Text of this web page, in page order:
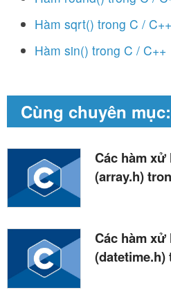
Hàm sqrt() trong C / C++
Hàm sin() trong C / C++
Cùng chuyên mục:
Các hàm xử
(array.h)
Các hàm xử
(datetime.h)